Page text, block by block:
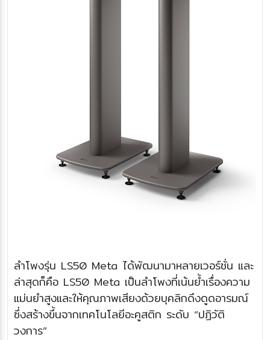
ลำโพงรุ่น LS50 Meta ได้พัฒนามาหลายเวอร์ชั่น และ
ล่าสุดก็คือ LS50 Meta เป็นลำโพงที่เน้นย้ำเรื่องความ
แม่นยำสูงและให้คุณภาพเสียงด้วยบุคลิกดึงดูดอารมณ์
ซึ่งสร้างขึ้นจากเทคโนโลยีอะคูสติก ระดับ “ปฏิวัติ
วงการ”